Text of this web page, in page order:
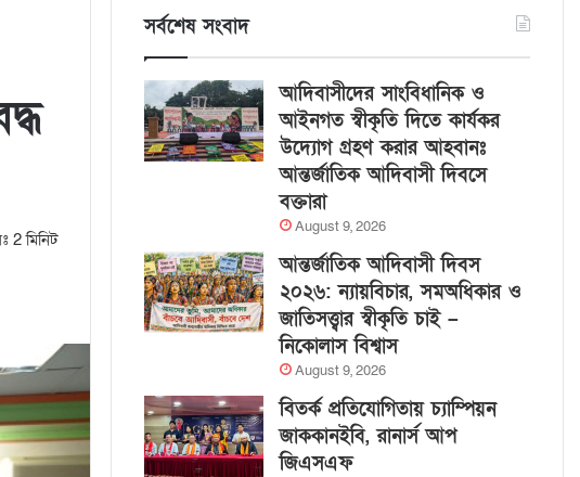
for
2 মিনিট
সর্বশেষ সংবাদ
আদিবাসীদের সাংবিধানিক ও
আইনগত স্বীকৃতি দিতে কার্যকর
উদ্যোগ গ্রহণ করার আহবানঃ
আন্তর্জাতিক আদিবাসী দিবসে
বক্তারা
August 9, 2026
আন্তর্জাতিক আদিবাসী দিবস
২০২৬: ন্যায়বিচার, সমঅধিকার ও
জাতিসত্ত্বার স্বীকৃতি চাই –
নিকোলাস বিশ্বাস
August 9, 2026
বিতর্ক প্রতিযোগিতায় চ্যাম্পিয়ন
জাককানইবি, রানার্স আপ
জিএসএফ